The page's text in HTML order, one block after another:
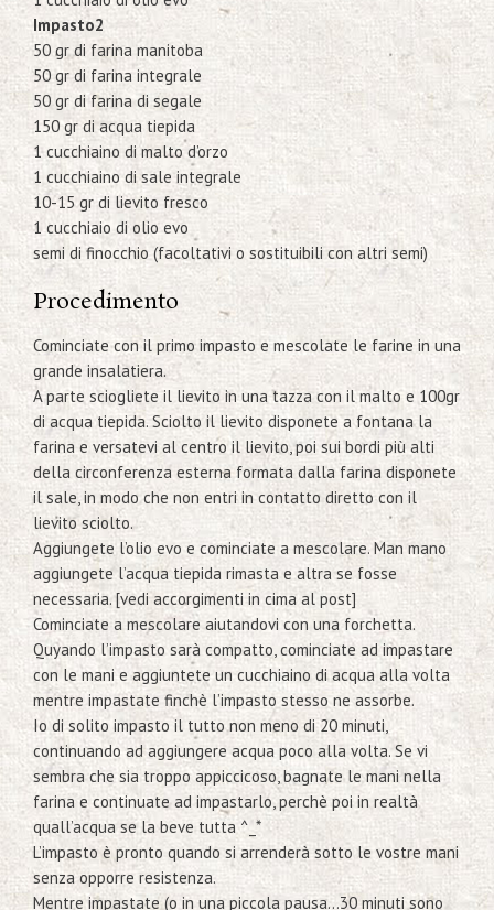
Impasto2
50 gr di farina manitoba
50 gr di farina integrale
50 gr di farina di segale
150 gr di acqua tiepida
1 cucchiaino di malto d’orzo
1 cucchiaino di sale integrale
10-15 gr di lievito fresco
1 cucchiaio di olio evo
semi di finocchio (facoltativi o sostituibili con altri semi)
Procedimento
Cominciate con il primo impasto e mescolate le farine in una
grande insalatiera.
A parte sciogliete il lievito in una tazza con il malto e 100gr
di acqua tiepida. Sciolto il lievito disponete a fontana la
farina e versatevi al centro il lievito, poi sui bordi più alti
della circonferenza esterna formata dalla farina disponete
il sale, in modo che non entri in contatto diretto con il
lievito sciolto.
Aggiungete l’olio evo e cominciate a mescolare. Man mano
aggiungete l’acqua tiepida rimasta e altra se fosse
necessaria. [vedi accorgimenti in cima al post]
Cominciate a mescolare aiutandovi con una forchetta.
Quyando l’impasto sarà compatto, cominciate ad impastare
con le mani e aggiuntete un cucchiaino di acqua alla volta
mentre impastate finchè l’impasto stesso ne assorbe.
Io di solito impasto il tutto non meno di 20 minuti,
continuando ad aggiungere acqua poco alla volta. Se vi
sembra che sia troppo appiccicoso, bagnate le mani nella
farina e continuate ad impastarlo, perchè poi in realtà
quall’acqua se la beve tutta ^_*
L’impasto è pronto quando si arrenderà sotto le vostre mani
senza opporre resistenza.
Mentre impastate (o in una piccola pausa…30 minuti sono